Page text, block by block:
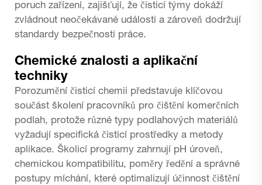
poruch zařízení, zajišťují, že čisticí týmy dokáží
zvládnout neočekávané události a zároveň dodržují
standardy bezpečnosti práce.
Chemické znalosti a aplikační
techniky
Porozumění čisticí chemii představuje klíčovou
součást školení pracovníků pro čištění komerčních
podlah, protože různé typy podlahových materiálů
vyžadují specifická čisticí prostředky a metody
aplikace. Školicí programy zahrnují pH úroveň,
chemickou kompatibilitu, poměry ředění a správné
postupy míchání, které optimalizují účinnost čištění